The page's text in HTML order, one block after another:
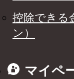
控除できる
ン）
マイペ